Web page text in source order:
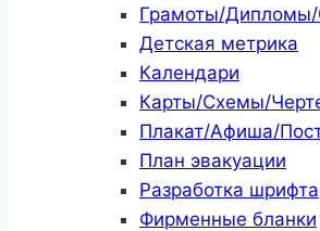
Грамоты/Дипломы/
Детская метрика
Календари
Карты/Схемы/
Плакат/Афиша/
План эвакуации
Разработка шрифта
Фирменные бланки